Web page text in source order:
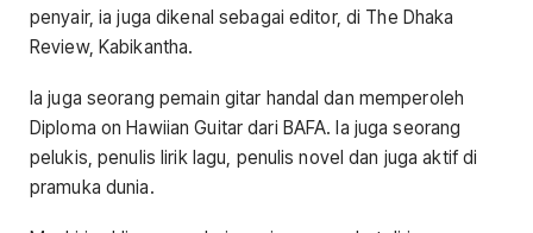
penyair, ia juga dikenal sebagai editor, di The Dhaka
Review, Kabikantha.
Ia juga seorang pemain gitar handal dan memperoleh
Diploma on Hawiian Guitar dari BAFA. Ia juga seorang
pelukis, penulis lirik lagu, penulis novel dan juga aktif di
pramuka dunia.